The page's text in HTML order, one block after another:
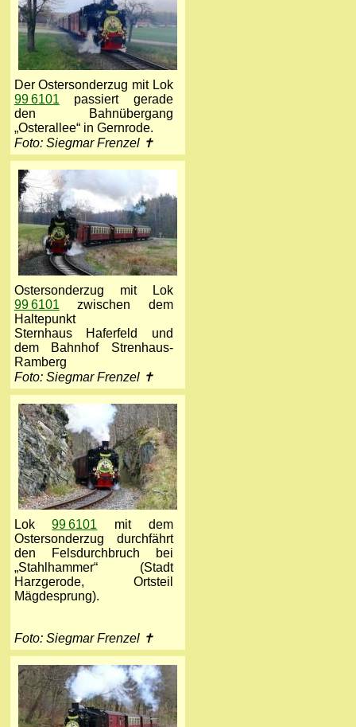
Der Ostersonderzug mit Lok
99 6101 passiert gerade
den Bahnübergang
„Osterallee“ in Gernrode.
Foto: Siegmar Frenzel ✝
Ostersonderzug mit Lok
99 6101 zwischen dem
Haltepunkt
Sternhaus Haferfeld und
dem Bahnhof Strenhaus-
Ramberg
Foto: Siegmar Frenzel ✝
Lok99 6101 mit dem
Ostersonderzug durchfährt
den Felsdurchbruch bei
„Stahlhammer“ (Stadt
Harzgerode, Ortsteil
Mägdesprung).
Foto: Siegmar Frenzel ✝